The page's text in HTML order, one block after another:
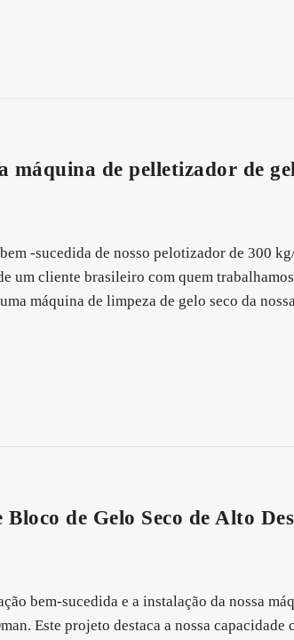
máquina de pelletizador de
-sucedida de nosso pelotizador de 300
um cliente brasileiro com quem
máquina de limpeza de gelo seco da
de Gelo Seco de Alto
bem-sucedida e a instalação da nossa
Este projeto destaca a nossa capacidade